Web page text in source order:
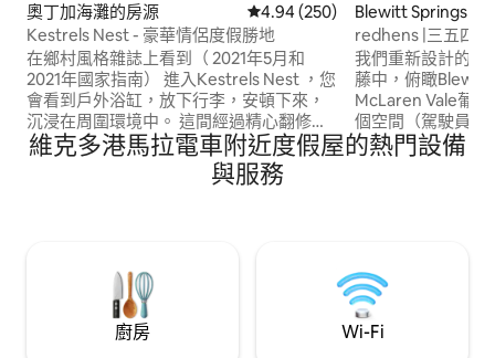
奧丁加海灘的房源 從 250 則評價中獲得 4.94 的平均
4.94 (250)
Kestrels Nest - 豪華情侶度假勝地
在鄉村風格雜誌上看到（ 2021年5月和
2021年國家指南） 進入Kestrels Nest ，您
會看到戶外浴缸，放下行李，安頓下來，
沉浸在周圍環境中。 這間經過精心翻修的
小屋坐落在Aldinga Scrub Conservation
Park的沙灘上，經過精心設計，以奢華為
考慮–這是感受靈感、舒適和重新連結的完
Blewitt Springs的
redhens |三五四
我們重新設計的
藤中，俯瞰Blewitt
McLaren Vale葡
個空間（駕駛員小
備精良的廚房、雙
上欣賞壯麗景色
維克多港馬拉電車附近度假屋的熱門設備
與服務
廚房 Wi-Fi